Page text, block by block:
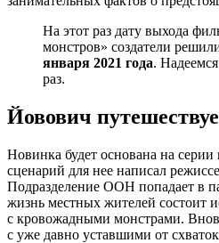
На этот раз дату выхода
монстров» создатели
января 2021 года.
раз.
Йовович
Новинка будет основана на серии
сценарий для нее написал
Подразделение ООН попадает в
жизнь местных жителей состоит
с кровожадными монстрами.
с уже давно уставшими от